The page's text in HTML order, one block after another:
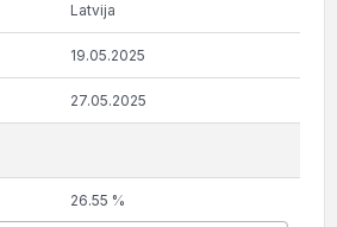
Latvija
19.05.2025
27.05.2025
26.55 %